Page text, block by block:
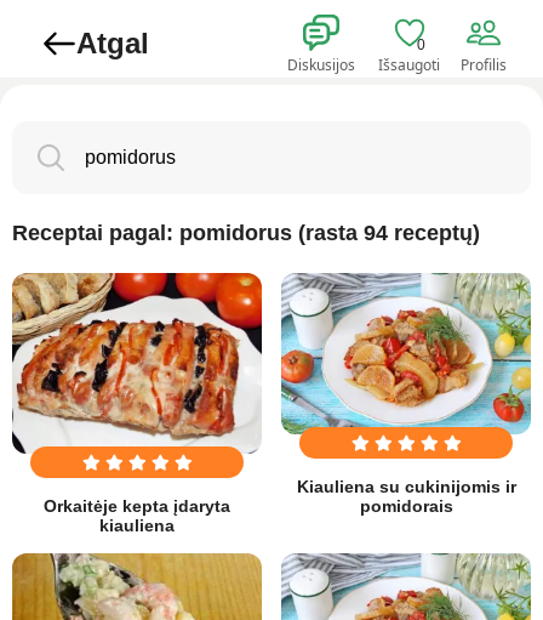
Atgal
Diskusijos
0
Išsaugoti Profilis
Receptai pagal: pomidorus (rasta 94 receptų)
Orkaitėje kepta įdaryta
kiauliena
Kiauliena su cukinijomis ir
pomidorais